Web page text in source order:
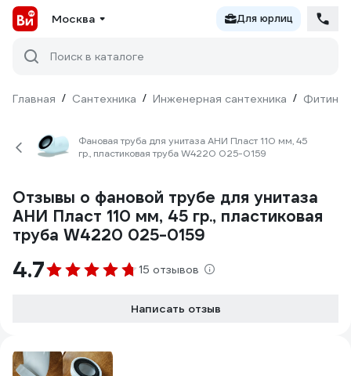
Москва Для юрлиц
Поиск в каталоге
Главная / Сантехника / Инженерная сантехника / Фитинги
Фановая труба для унитаза АНИ Пласт 110 мм, 45
гр., пластиковая труба W4220 025-0159
Отзывы о фановой трубе для унитаза
АНИ Пласт 110 мм, 45 гр., пластиковая
труба W4220 025-0159
4.7 15 отзывов
Написать отзыв